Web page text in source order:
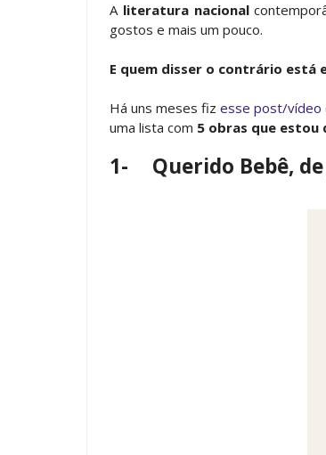
A literatura nacional
gostos e mais um pouco.
E quem disser o contrário está
Há uns meses fiz esse post/vídeo
uma lista com 5 obras que estou
1- Querido Bebê,